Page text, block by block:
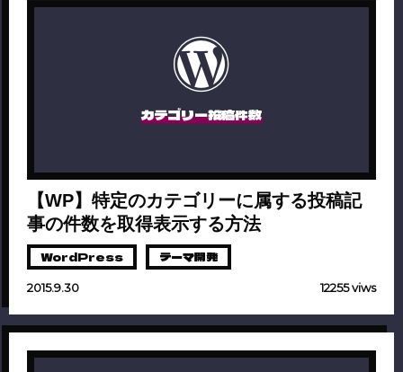
カテゴリー投稿件数
【WP】特定のカテゴリーに属する投稿記
事の件数を取得表示する方法
WordPress テーマ開発
2015.9.30 12255 viws